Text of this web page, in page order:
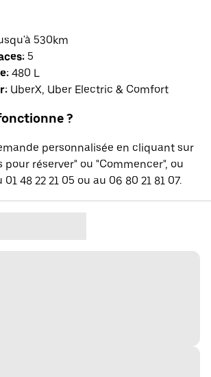
530km
5
480 L
UberX, Uber Electric & Comfort
?
personnalisée en cliquant sur
réserver" ou "Commencer", ou
48 22 21 05 ou au 06 80 21 81 07.